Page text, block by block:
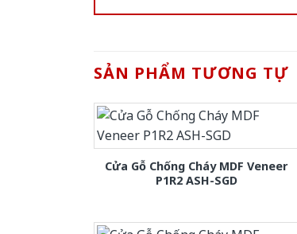
SẢN PHẨM TƯƠNG TỰ
Cửa Gỗ Chống Cháy MDF Veneer
P1R2 ASH-SGD